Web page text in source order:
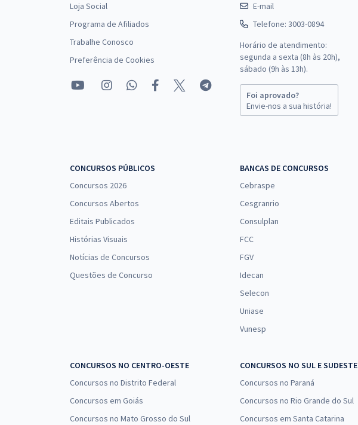
Loja Social
Programa de Afiliados
Trabalhe Conosco
Preferência de Cookies
E-mail
Telefone: 3003-0894
Horário de atendimento:
segunda a sexta (8h às 20h),
sábado (9h às 13h).
Foi aprovado?
Envie-nos a sua história!
CONCURSOS PÚBLICOS
Concursos 2026
Concursos Abertos
Editais Publicados
Histórias Visuais
Notícias de Concursos
Questões de Concurso
BANCAS DE CONCURSOS
Cebraspe
Cesgranrio
Consulplan
FCC
FGV
Idecan
Selecon
Uniase
Vunesp
CONCURSOS NO CENTRO-OESTE
Concursos no Distrito Federal
Concursos em Goiás
Concursos no Mato Grosso do Sul
CONCURSOS NO SUL E SUDESTE
Concursos no Paraná
Concursos no Rio Grande do Sul
Concursos em Santa Catarina